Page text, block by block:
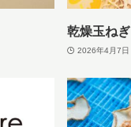
乾燥玉ねぎ
2026年4月7日